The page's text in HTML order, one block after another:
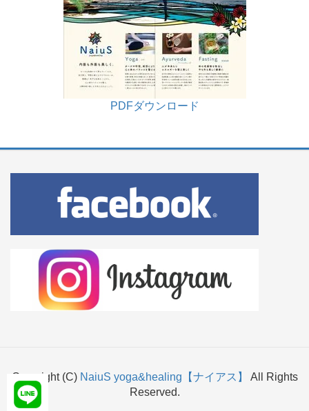
PDFダウンロード
Copyright (C) NaiuS yoga&healing【ナイアス】 All Rights
Reserved.